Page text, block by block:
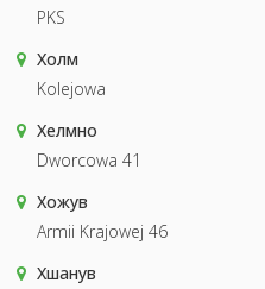
PKS
Холм
Kolejowa
Хелмно
Dworcowa 41
Хожув
Armii Krajowej 46
Хшанув